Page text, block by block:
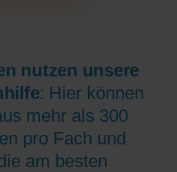
nutzen unsere
: Hier können
mehr als 300
pro Fach und
am besten